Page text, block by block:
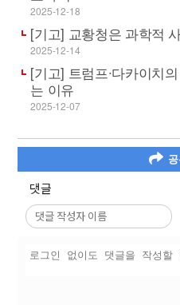
2025-12-18
[기고] 교황청은 과학적
2025-12-14
[기고] 트럼프∙다카이치
는 이유
2025-12-07
댓글